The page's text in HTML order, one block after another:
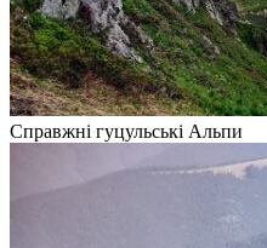
Справжні гуцульські Альпи